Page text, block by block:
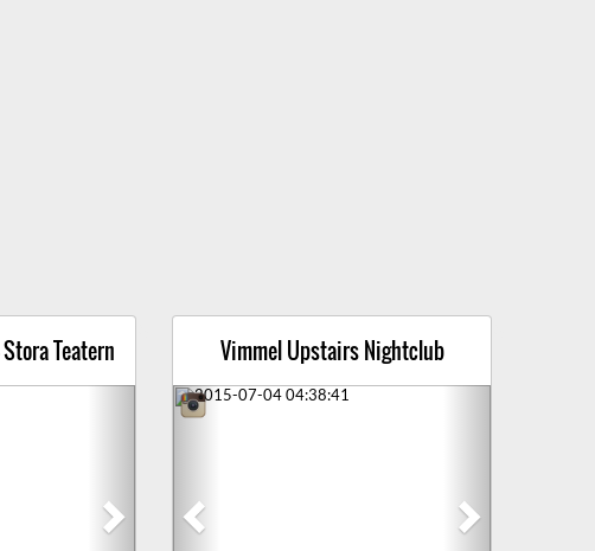
Teatern Vimmel Upstairs Nightclub
Previous